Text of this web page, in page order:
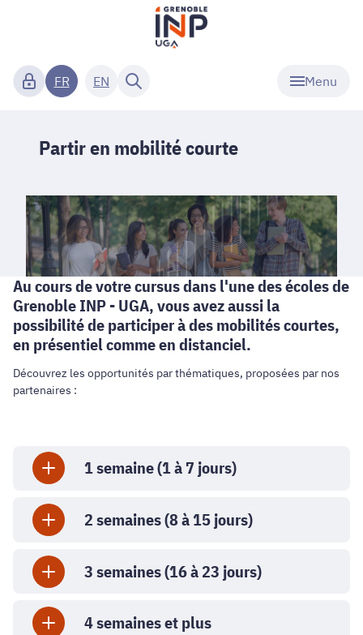
Menu
FR EN
Partir en mobilité courte
Au cours de votre cursus dans l'une des écoles de
Grenoble INP - UGA, vous avez aussi la
possibilité de participer à des mobilités courtes,
en présentiel comme en distanciel.
Découvrez les opportunités par thématiques, proposées par nos
partenaires :
1 semaine (1 à 7 jours)
2 semaines (8 à 15 jours)
3 semaines (16 à 23 jours)
4 semaines et plus